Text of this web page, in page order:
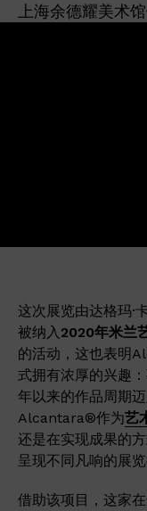
上海余德耀美术
这次展览由达格玛·
被纳入 2020年米兰
的活动，这也表明
式拥有浓厚的兴趣：
年以来的作品周期
Alcantara®作为艺
还是在实现成果的
呈现不同凡响的展览
借助该项目，这家